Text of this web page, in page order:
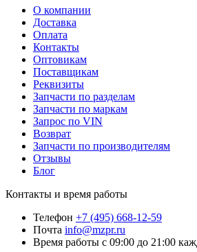
О компании
Доставка
Оплата
Контакты
Оптовикам
Поставщикам
Реквизиты
Запчасти по разделам
Запчасти по маркам
Запрос по VIN
Возврат
Запчасти по производителям
Отзывы
Блог
Контакты и время работы
Телефон +7 (495) 668-12-59
Почта info@mzpr.ru
Время работы с 09:00 до 21:00